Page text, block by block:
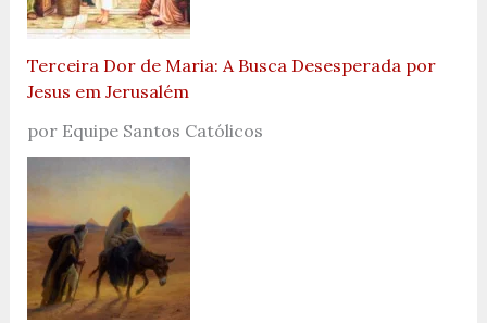
Terceira Dor de Maria: A Busca Desesperada por
Jesus em Jerusalém
por Equipe Santos Católicos